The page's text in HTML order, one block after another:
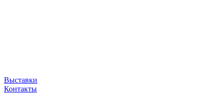
Выставки
Контакты